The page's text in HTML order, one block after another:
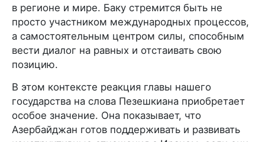
в регионе и мире. Баку стремится быть не
просто участником международных процессов,
а самостоятельным центром силы, способным
вести диалог на равных и отстаивать свою
позицию.
В этом контексте реакция главы нашего
государства на слова Пезешкиана приобретает
особое значение. Она показывает, что
Азербайджан готов поддерживать и развивать